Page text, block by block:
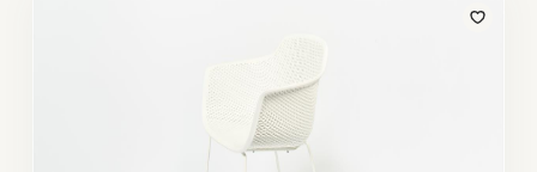
להרשמה